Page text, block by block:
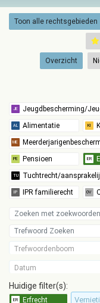
Toon alle rechtsgebieden
Overzicht
Trefwoordenboom
Datum
Huidige filter(s):